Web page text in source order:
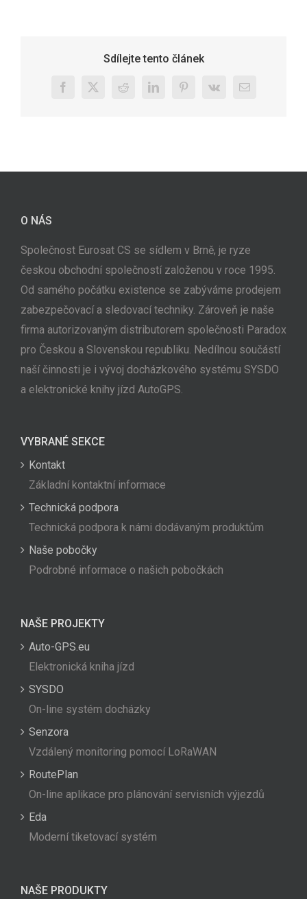
Sdílejte tento článek
Facebook
X RedditLinkedInPinterest
Vk
E-
O NÁS
Společnost Eurosat CS se sídlem v Brně, je ryze
českou obchodní společností založenou v roce 1995.
Od samého počátku existence se zabýváme prodejem
zabezpečovací a sledovací techniky. Zároveň je naše
firma autorizovaným distributorem společnosti Paradox
pro Českou a Slovenskou republiku. Nedílnou součástí
naší činnosti je i vývoj docházkového systému SYSDO
a elektronické knihy jízd AutoGPS.
VYBRANÉ SEKCE
Kontakt
Základní kontaktní informace
Technická podpora
Technická podpora k námi dodávaným produktům
Naše pobočky
Podrobné informace o našich pobočkách
NAŠE PROJEKTY
Auto-GPS.eu
Elektronická kniha jízd
SYSDO
On-line systém docházky
Senzora
Vzdálený monitoring pomocí LoRaWAN
RoutePlan
On-line aplikace pro plánování servisních výjezdů
Eda
Moderní tiketovací systém
NAŠE PRODUKTY